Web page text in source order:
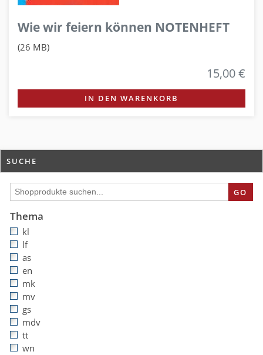
Wie wir feiern können NOTENHEFT
(26 MB)
15,00 €
IN DEN WARENKORB
SUCHE
GO
Thema
kl
lf
as
en
mk
mv
gs
mdv
tt
wn